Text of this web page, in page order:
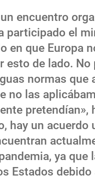
encuentro
participado el
en que Europa
esto de lado.
normas que
no las
pretendían»,
hay un
ya que
Estados